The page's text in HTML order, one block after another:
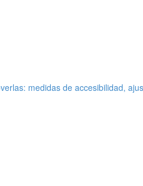
medidas de accesibilidad,